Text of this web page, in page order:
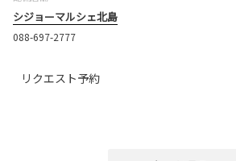
シジョーマルシェ北島
088-697-2777
リクエスト予約